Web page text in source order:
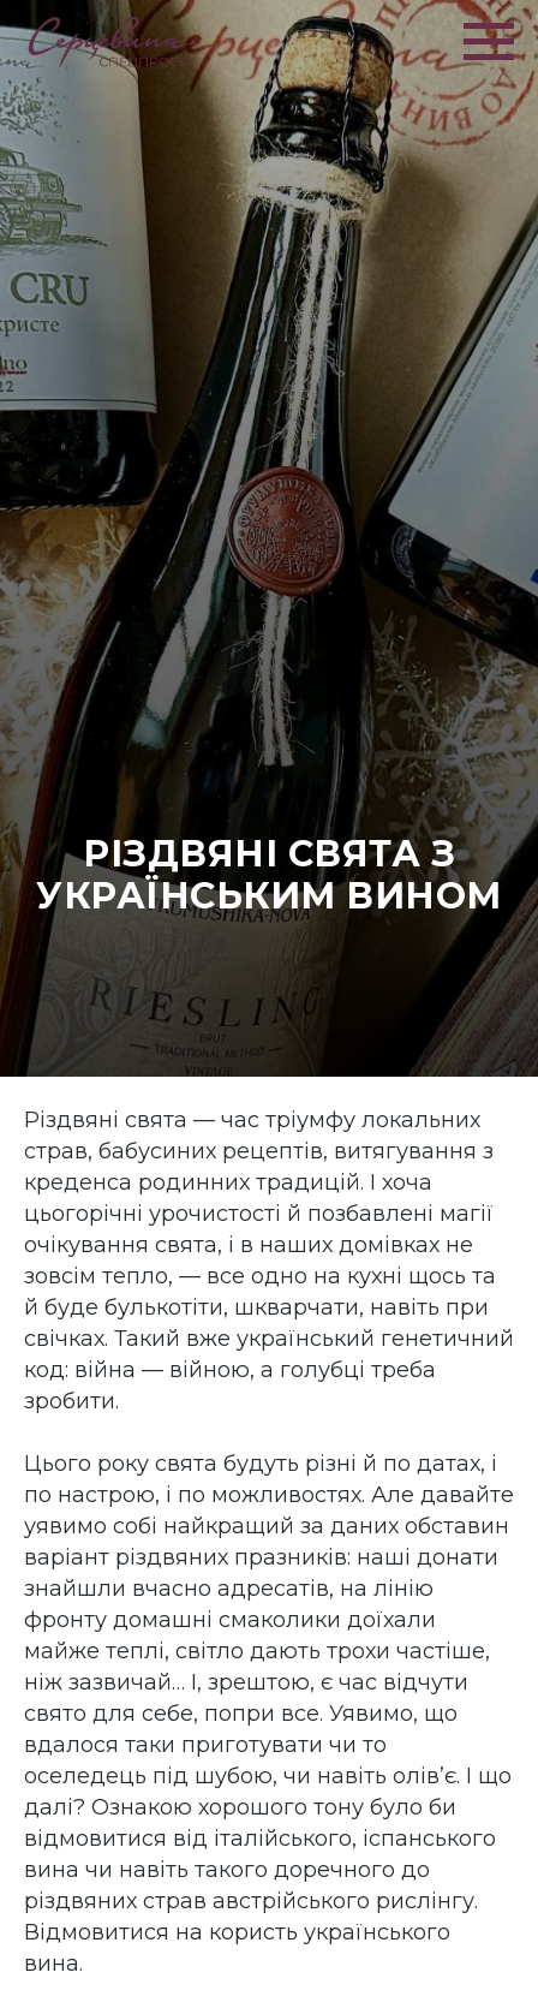
РІЗДВЯНІ СВЯТА З
УКРАЇНСЬКИМ ВИНОМ
Різдвяні свята — час тріумфу локальних
страв, бабусиних рецептів, витягування з
креденса родинних традицій. І хоча
цьогорічні урочистості й позбавлені магії
очікування свята, і в наших домівках не
зовсім тепло, — все одно на кухні щось та
й буде булькотіти, шкварчати, навіть при
свічках. Такий вже український генетичний
код: війна — війною, а голубці треба
зробити.
Цього року свята будуть різні й по датах, і
по настрою, і по можливостях. Але давайте
уявимо собі найкращий за даних обставин
варіант різдвяних празників: наші донати
знайшли вчасно адресатів, на лінію
фронту домашні смаколики доїхали
майже теплі, світло дають трохи частіше,
ніж зазвичай… І, зрештою, є час відчути
свято для себе, попри все. Уявимо, що
вдалося таки приготувати чи то
оселедець під шубою, чи навіть олів’є. І що
далі? Ознакою хорошого тону було би
відмовитися від італійського, іспанського
вина чи навіть такого доречного до
різдвяних страв австрійського рислінгу.
Відмовитися на користь українського
вина.